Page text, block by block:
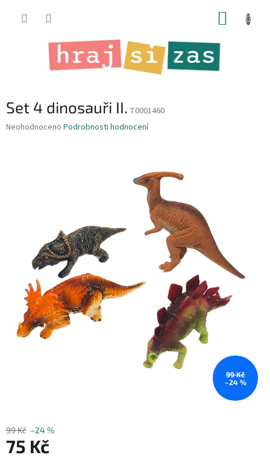
Set 4 dinosauři II. T0001460
Průměrné
Neohodnoceno Podrobnosti hodnocení
99 Kč
–24 %
99 Kč –24 %
75 Kč